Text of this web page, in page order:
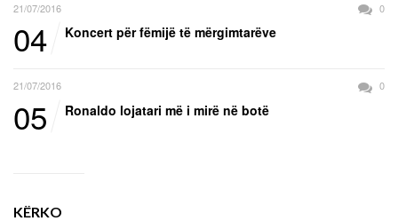
21/07/2016 0
04 Koncert për fëmijë të mërgimtarëve
21/07/2016 0
05 Ronaldo lojatari më i mirë në botë
KËRKO